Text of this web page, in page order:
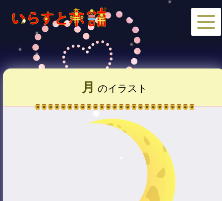
月 のイラスト